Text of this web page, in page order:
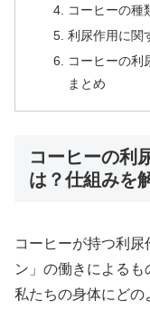
コーヒーの種
利尿作用に関
コーヒーの利
まとめ
コーヒーの利
は？仕組みを
コーヒーが持つ利
ン」の働きによるも
私たちの身体にどの